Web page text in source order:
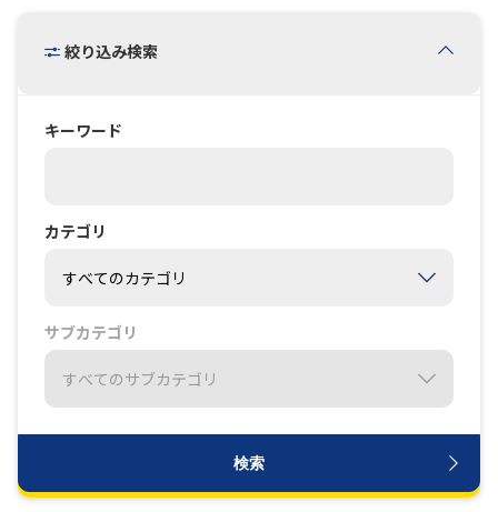
よくあるご質問
工事・故障情報
お知らせ サポートサイトの使い方
NTTドコモビジネスのお客さ
工事・故障情報通知
絞り込み検索
キーワード
カテゴリ
サブカテゴリ
検索